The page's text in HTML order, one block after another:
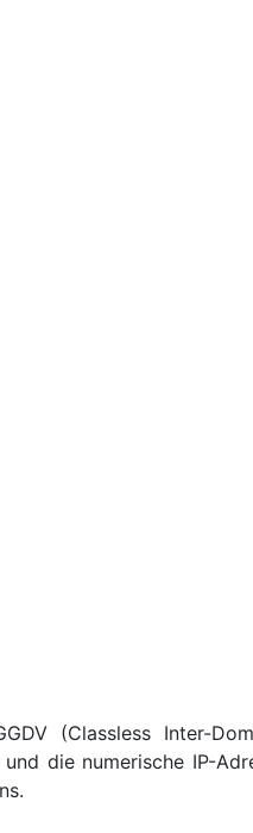
(Classless Inter-
die numerische IP-